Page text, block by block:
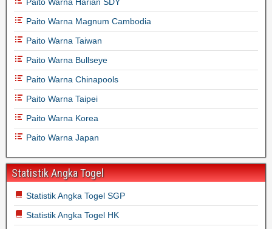
Paito Warna Magnum Cambodia
Paito Warna Taiwan
Paito Warna Bullseye
Paito Warna Chinapools
Paito Warna Taipei
Paito Warna Korea
Paito Warna Japan
Statistik Angka Togel
Statistik Angka Togel SGP
Statistik Angka Togel HK